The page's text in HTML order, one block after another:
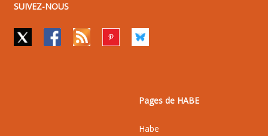
SUIVEZ-NOUS
Pages de HABE
Habe